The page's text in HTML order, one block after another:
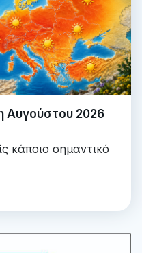
Αυγούστου 2026
κάποιο σημαντικό